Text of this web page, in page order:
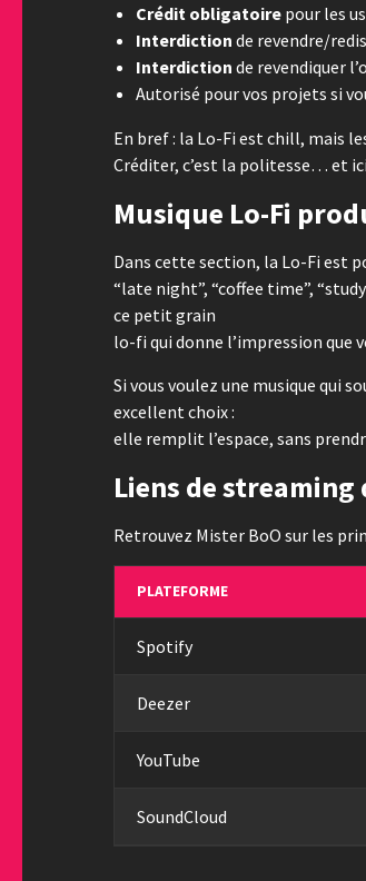
Crédit obligatoire pour les
Interdiction de revendre/
Interdiction de revendiquer
Autorisé pour vos projets si
En bref : la Lo-Fi est chill, mais
Créditer, c’est la politesse… et
Musique Lo-Fi
Dans cette section, la Lo-Fi est
“late night”, “coffee time”,
ce petit grain
lo-fi qui donne l’impression que
Si vous voulez une musique qui
excellent choix :
elle remplit l’espace, sans
Liens de streaming
Retrouvez Mister BoO sur les
PLATEFORME
Spotify
Deezer
YouTube
SoundCloud